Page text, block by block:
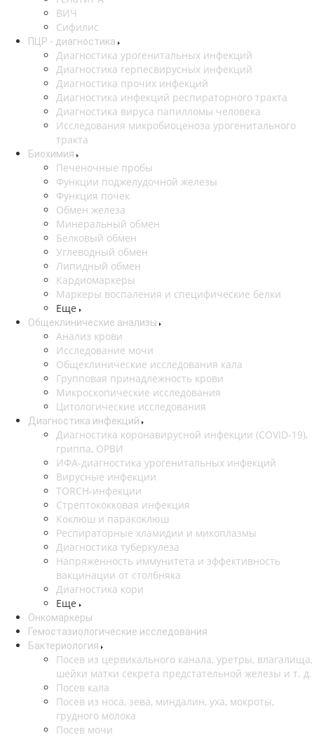
ВИЧ
Сифилис
ПЦР - диагностика
Диагностика урогенитальных инфекций
Диагностика герпесвирусных инфекций
Диагностика прочих инфекций
Диагностика инфекций респираторного тракта
Диагностика вируса папилломы человека
Исследования микробиоценоза урогенитального
тракта
Биохимия
Печеночные пробы
Функции поджелудочной железы
Функция почек
Обмен железа
Минеральный обмен
Белковый обмен
Углеводный обмен
Липидный обмен
Кардиомаркеры
Маркеры воспаления и специфические белки
Еще
Общеклинические анализы
Анализ крови
Исследование мочи
Общеклинические исследования кала
Групповая принадлежность крови
Микроскопические исследования
Цитологические исследования
Диагностика инфекций
Диагностика коронавирусной инфекции (COVID-19),
гриппа, ОРВИ
ИФА-диагностика урогенитальных инфекций
Вирусные инфекции
TORCH-инфекции
Стрептококковая инфекция
Коклюш и паракоклюш
Респираторные хламидии и микоплазмы
Диагностика туберкулеза
Напряженность иммунитета и эффективность
вакцинации от столбняка
Диагностика кори
Еще
Онкомаркеры
Гемостазиологические исследования
Бактериология
Посев из цервикального канала, уретры, влагалища,
шейки матки секрета предстательной железы и т. д.
Посев кала
Посев из носа, зева, миндалин, уха, мокроты,
грудного молока
Посев мочи